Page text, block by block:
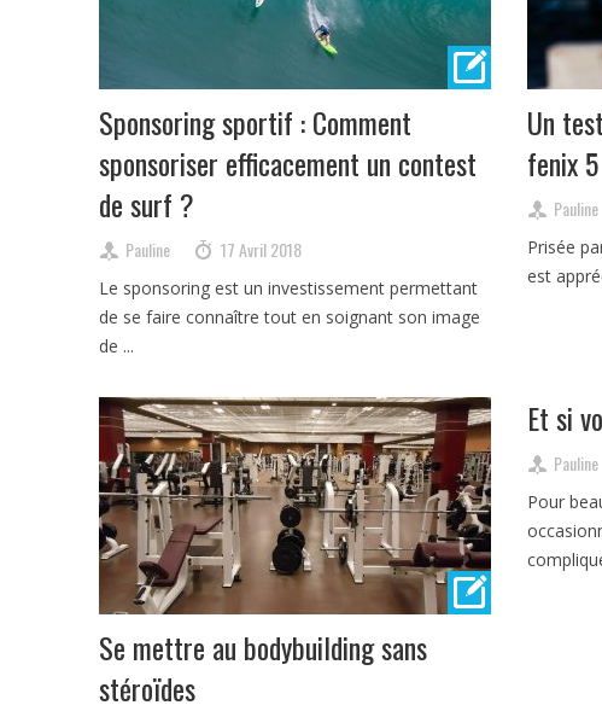
Sponsoring sportif : Comment
sponsoriser efficacement un contest
de surf ?
Pauline 17 Avril 2018
Le sponsoring est un investissement permettant
de se faire connaître tout en soignant son image
de ...
Un
fenix 5
Pauline
Prisée
est
Se mettre au bodybuilding sans
stéroïdes
Et si
Pauline
Pour